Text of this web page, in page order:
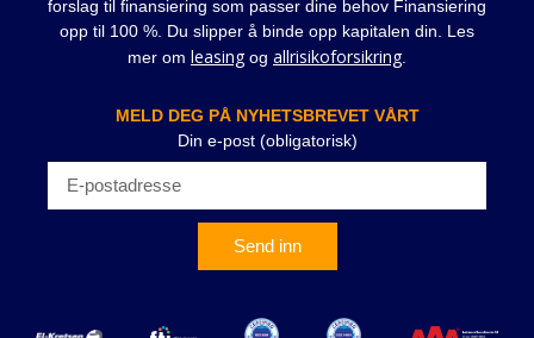
forslag til finansiering som passer dine behov Finansiering
opp til 100 %. Du slipper å binde opp kapitalen din. Les
mer om leasingog allrisikoforsikring.
MELD DEG PÅ NYHETSBREVET VÅRT
Din e-post (obligatorisk)
Send inn